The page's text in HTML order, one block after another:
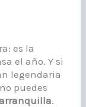
es la
el año. Y si
legendaria
puedes
.